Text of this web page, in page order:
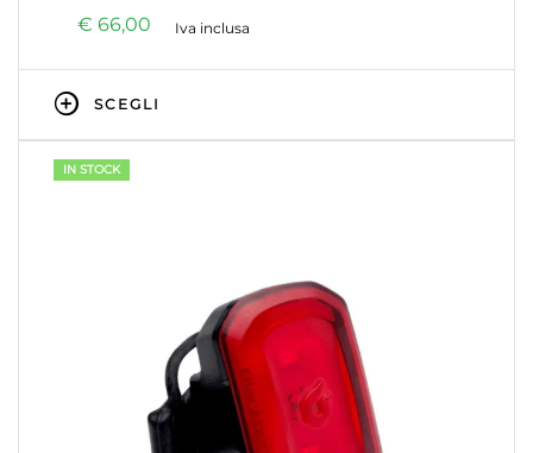
€ 66,00 Iva inclusa
SCEGLI
IN STOCK